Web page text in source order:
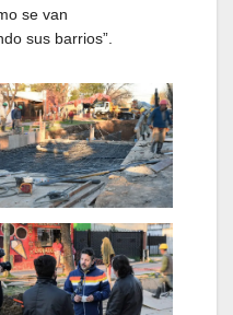
se van
sus barrios”.